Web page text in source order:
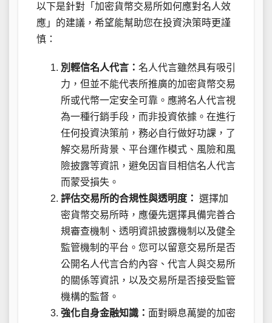
以下是針對「加密貨幣交易所如何應對名人效
應」的建議，希望能幫助您在投資決策時更謹
慎：
別輕信名人代言： 名人代言雖然具有吸引
力，但並不能代表所推廣的加密貨幣交易
所或代幣一定安全可靠。應將名人代言視
為一種行銷手段，而非投資依據。在進行
任何投資決策前，務必自行做好功課，了
解交易所背景、平台運作模式、風險和風
險披露等資訊，避免因盲目相信名人代言
而蒙受損失。
評估交易所的合規性與透明度： 選擇加
密貨幣交易所時，應優先選擇具備完善合
規審查機制、透明資訊披露機制以及健全
監管機制的平台。您可以留意交易所是否
公開名人代言合約內容、代言人與交易所
的關係等資訊，以及交易所是否接受監管
機構的監督。
強化自身金融知識： 面對瞬息萬變的加密